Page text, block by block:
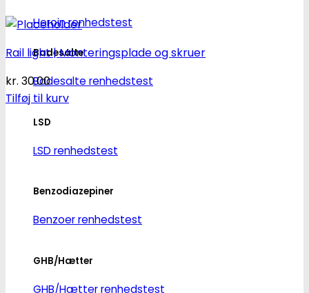
Heroin renhedstest
Badesalte
Badesalte renhedstest
LSD
LSD renhedstest
Benzodiazepiner
Benzoer renhedstest
GHB/Hætter
GHB/Hætter renhedstest
Rail light | Monteringsplade og skruer
kr. 30.00
Tilføj til kurv